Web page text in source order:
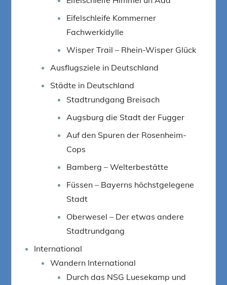
Eifelschleife Kommerner
Fachwerkidylle
Wisper Trail – Rhein-Wisper Glück
Ausflugsziele in Deutschland
Städte in Deutschland
Stadtrundgang Breisach
Augsburg die Stadt der Fugger
Auf den Spuren der Rosenheim-
Cops
Bamberg – Welterbestätte
Füssen – Bayerns höchstgelegene
Stadt
Oberwesel – Der etwas andere
Stadtrundgang
International
Wandern International
Durch das NSG Luesekamp und